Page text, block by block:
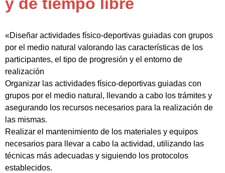
«Diseñar actividades físico-deportivas guiadas con grupos
por el medio natural valorando las características de los
participantes, el tipo de progresión y el entorno de
realización
Organizar las actividades físico-deportivas guiadas con
grupos por el medio natural, llevando a cabo los trámites y
asegurando los recursos necesarios para la realización de
las mismas.
Realizar el mantenimiento de los materiales y equipos
necesarios para llevar a cabo la actividad, utilizando las
técnicas más adecuadas y siguiendo los protocolos
establecidos.